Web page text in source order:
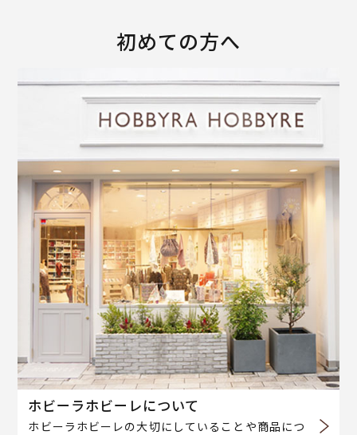
初めての方へ
ホビーラホビーレについて
ホビーラホビーレの大切にしていることや商品につ